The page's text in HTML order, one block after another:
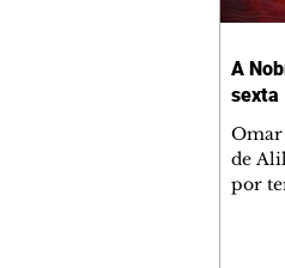
A
sexta
Omar
de
por